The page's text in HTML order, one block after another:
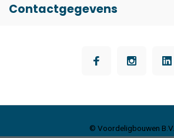
Contactgegevens
© Voordeligbouwen B.V.